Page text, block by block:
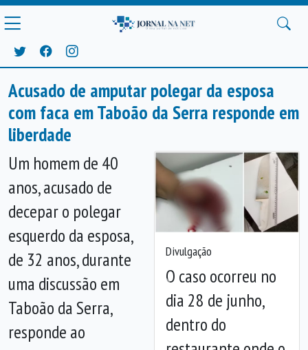
Acusado de amputar polegar da esposa
com faca em Taboão da Serra responde em
liberdade
Divulgação
O caso ocorreu no
dia 28 de junho,
dentro do
Anterior
Um homem de 40
anos, acusado de
decepar o polegar
esquerdo da esposa,
de 32 anos, durante
uma discussão em
Taboão da Serra,
responde ao